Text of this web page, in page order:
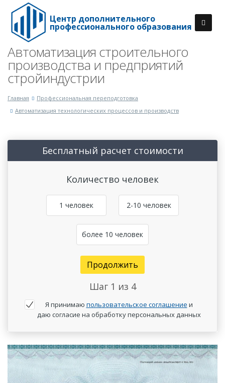
Центр дополнительного
профессионального образования
Автоматизация строительного
производства и предприятий
стройиндустрии
Главная
Профессиональная переподготовка
Автоматизация технологических процессов и производств
Бесплатный расчет стоимости
Количество человек
1 человек 2-10 человек
более 10 человек
Продолжить
Шаг 1 из 4
Я принимаю пользовательское соглашение и
даю согласие на обработку персональных данных